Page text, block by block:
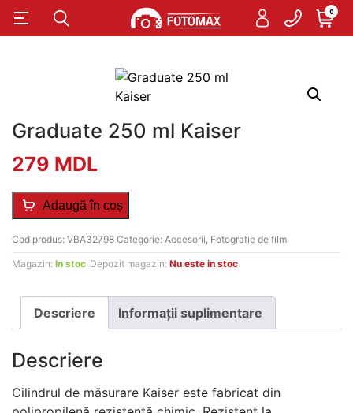
0
Graduate 250 ml Kaiser
279 MDL
Adaugă în coș
Cod produs: VBA32798 Categorie: Accesorii, Fotografie de film
Magazin: In stoc Depozit magazin: Nu este in stoc
Descriere Informații suplimentare
Descriere
Cilindrul de măsurare Kaiser este fabricat din